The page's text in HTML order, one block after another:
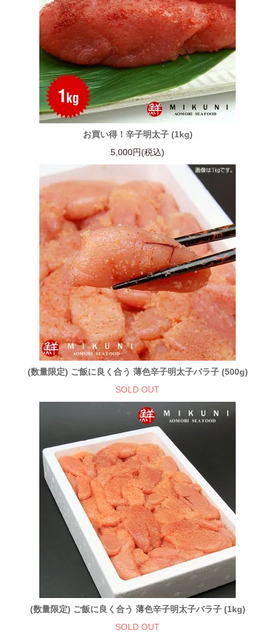
お買い得！辛子明太子 (1kg)
5,000円(税込)
(数量限定) ご飯に良く合う 薄色辛子明太子バラ子 (500g)
SOLD OUT
(数量限定) ご飯に良く合う 薄色辛子明太子バラ子 (1kg)
SOLD OUT